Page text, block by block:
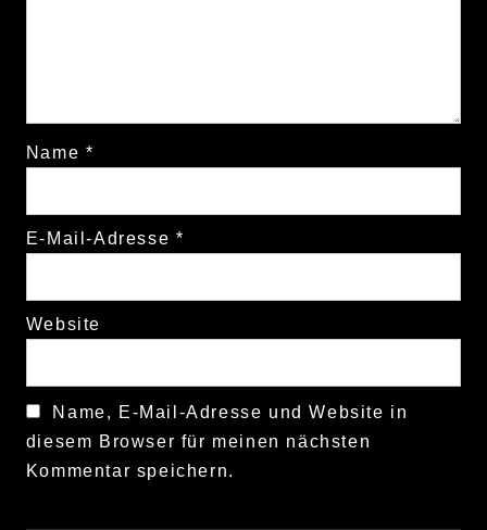
Name *
E-Mail-Adresse *
Website
Name, E-Mail-Adresse und Website in
diesem Browser für meinen nächsten
Kommentar speichern.